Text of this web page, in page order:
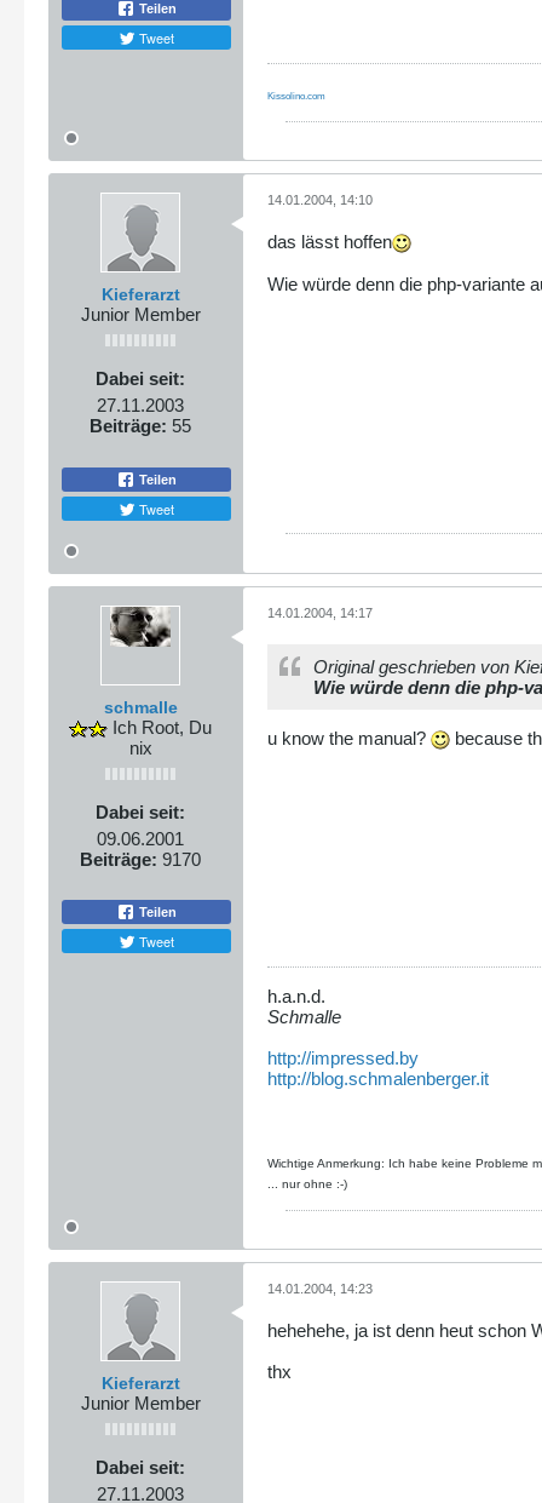
Teilen
Tweet
Kissolino.com
Kieferarzt
Junior Member
Dabei seit:
27.11.2003
Beiträge: 55
Teilen
Tweet
14.01.2004, 14:10
das lässt hoffen
Wie würde denn die php-variante
schmalle
Ich Root, Du
nix
Dabei seit:
09.06.2001
Beiträge: 9170
Teilen
Tweet
14.01.2004, 14:17
Original geschrieben von
Wie würde denn die php-
u know the manual? because
h.a.n.d.
Schmalle
http://impressed.by
http://blog.schmalenberger.it
Wichtige Anmerkung: Ich habe keine Probleme
... nur ohne :-)
Kieferarzt
Junior Member
Dabei seit:
27.11.2003
14.01.2004, 14:23
hehehehe, ja ist denn heut schon
thx